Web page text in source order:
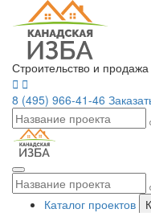
Строительство и
8 (495) 966-41-46
Каталог проектов